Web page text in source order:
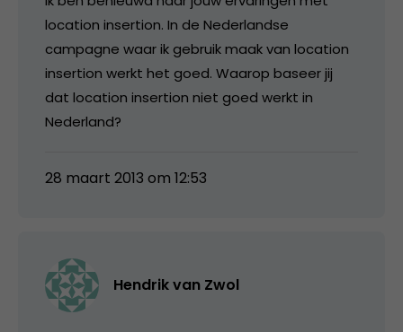
location insertion. In de Nederlandse
campagne waar ik gebruik maak van location
insertion werkt het goed. Waarop baseer jij
dat location insertion niet goed werkt in
Nederland?
28 maart 2013 om 12:53
Hendrik van Zwol